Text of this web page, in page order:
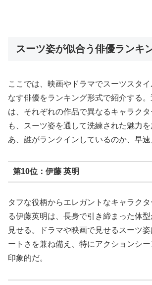
スーツ姿が似合う俳優ランキ
ここでは、映画やドラマでスーツスタ
なす俳優をランキング形式で紹介する
は、それぞれの作品で異なるキャラク
も、スーツ姿を通して洗練された魅力
あ、誰がランクインしているのか、早速
第10位：伊藤 英明
タフな役柄からエレガントなキャラク
る伊藤英明は、長身で引き締まった体型
見せる。ドラマや映画で見せるスーツ
ートさを兼ね備え、特にアクションシ
印象的だ。